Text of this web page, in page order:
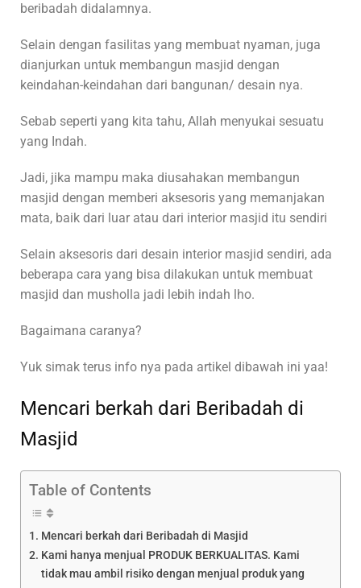
beribadah didalamnya.
Selain dengan fasilitas yang membuat nyaman, juga
dianjurkan untuk membangun masjid dengan
keindahan-keindahan dari bangunan/ desain nya.
Sebab seperti yang kita tahu, Allah menyukai sesuatu
yang Indah.
Jadi, jika mampu maka diusahakan membangun
masjid dengan memberi aksesoris yang memanjakan
mata, baik dari luar atau dari interior masjid itu sendiri
Selain aksesoris dari desain interior masjid sendiri, ada
beberapa cara yang bisa dilakukan untuk membuat
masjid dan musholla jadi lebih indah lho.
Bagaimana caranya?
Yuk simak terus info nya pada artikel dibawah ini yaa!
Mencari berkah dari Beribadah di
Masjid
Table of Contents
Mencari berkah dari Beribadah di Masjid
Kami hanya menjual PRODUK BERKUALITAS. Kami
tidak mau ambil risiko dengan menjual produk yang